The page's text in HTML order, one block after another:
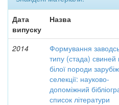
Дата
випуску
Назва
2014
Формування
типу (стада) свиней
білої породи
селекції: науково-
допоміжний
список літератури